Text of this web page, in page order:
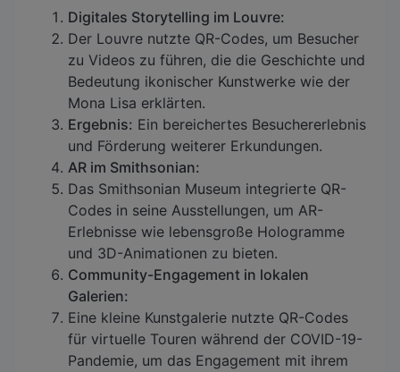
Digitales Storytelling im Louvre:
Der Louvre nutzte QR-Codes, um Besucher
zu Videos zu führen, die die Geschichte und
Bedeutung ikonischer Kunstwerke wie der
Mona Lisa erklärten.
Ergebnis: Ein bereichertes Besuchererlebnis
und Förderung weiterer Erkundungen.
AR im Smithsonian:
Das Smithsonian Museum integrierte QR-
Codes in seine Ausstellungen, um AR-
Erlebnisse wie lebensgroße Hologramme
und 3D-Animationen zu bieten.
Community-Engagement in lokalen
Galerien:
Eine kleine Kunstgalerie nutzte QR-Codes
für virtuelle Touren während der COVID-19-
Pandemie, um das Engagement mit ihrem